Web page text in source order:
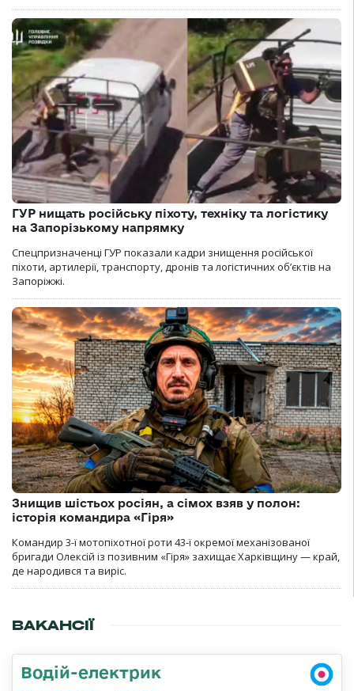
ГУР нищать російську піхоту, техніку та логістику
на Запорізькому напрямку
Спецпризначенці ГУР показали кадри знищення російської
піхоти, артилерії, транспорту, дронів та логістичних об’єктів на
Запоріжжі.
Знищив шістьох росіян, а сімох взяв у полон:
історія командира «Гіря»
Командир 3-ї мотопіхотної роти 43-ї окремої механізованої
бригади Олексій із позивним «Гіря» захищає Харківщину — край,
де народився та виріс.
ВАКАНСІЇ
Водій-електрик